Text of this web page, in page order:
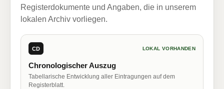
Registerdokumente und Angaben, die in unserem
lokalen Archiv vorliegen.
CD LOKAL VORHANDEN
Chronologischer Auszug
Tabellarische Entwicklung aller Eintragungen auf dem
Registerblatt.